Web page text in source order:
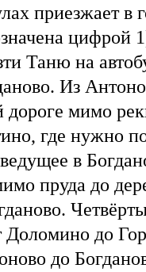
приезжает в
цифрой
Таню на
Из
дороге мимо
где нужно
в
пруда до
до
до